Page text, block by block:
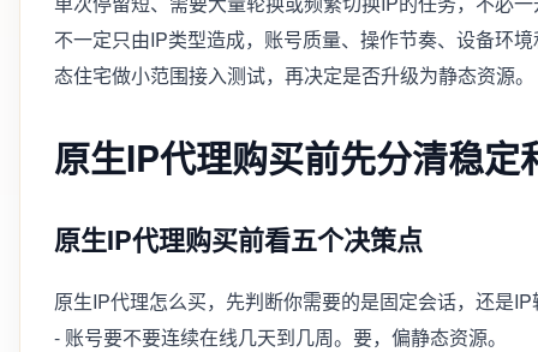
不一定只由IP类型造成，账号质量、操作节奏、设备环
态住宅做小范围接入测试，再决定是否升级为静态资源。
原生IP代理购买前先分清稳定
原生IP代理购买前看五个决策点
原生IP代理怎么买，先判断你需要的是固定会话，还是IP
- 账号要不要连续在线几天到几周。要，偏静态资源。